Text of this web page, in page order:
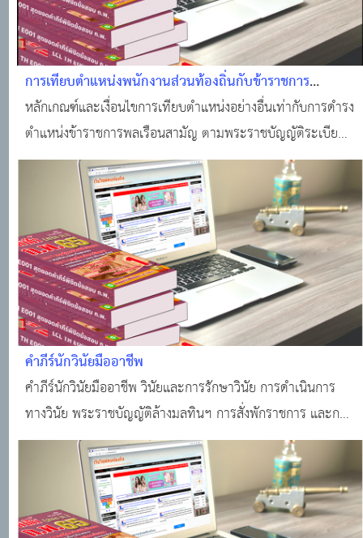
การเทียบตำแหน่งพนักงานส่วนท้องถิ่นกับข้าราชการ
พลเรือนสามัญ
หลักเกณฑ์และเงื่อนไขการเทียบตำแหน่งอย่างอื่นเท่ากับการดำรง
ตำแหน่งข้าราชการพลเรือนสามัญ ตามพระราชบัญญัติระเบียบ
ข้าราชการพลเรือน พ ศ 2551
คำภีร์นักวินัยมืออาชีพ
คำภีร์นักวินัยมืออาชีพ วินัยและการรักษาวินัย การดำเนินการ
ทางวินัย พระราชบัญญัติล้างมลทินฯ การสั่งพักราชการ และการ
สั่งให้ออกจากราชการไว้ก่อน